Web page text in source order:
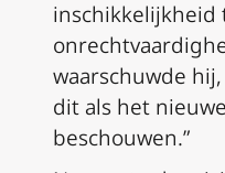
inschikkelijkheid
waarschuwde
dit als het
beschouwen.”